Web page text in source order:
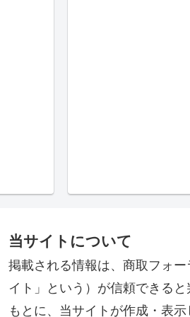
当サイトについて
掲載される情報は、商取フォ
イト」という）が信頼できる
もとに、当サイトが作成・表示